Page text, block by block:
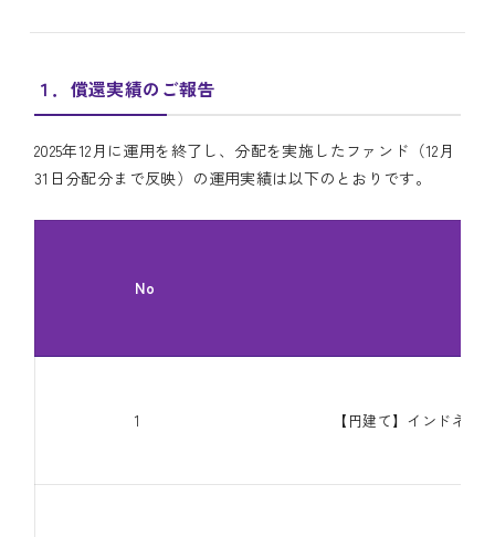
１．償還実績のご報告
2025年12月に運用を終了し、分配を実施したファンド（12月
31日分配分まで反映）の運用実績は以下のとおりです。
No
1 【円建て】インドネシ